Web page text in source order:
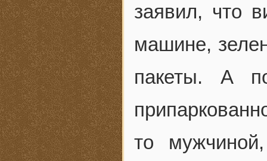
заявил, что
машине,
пакеты. А
то